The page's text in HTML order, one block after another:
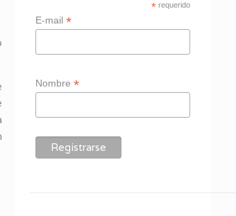
*requerido
E-mail *
Nombre *